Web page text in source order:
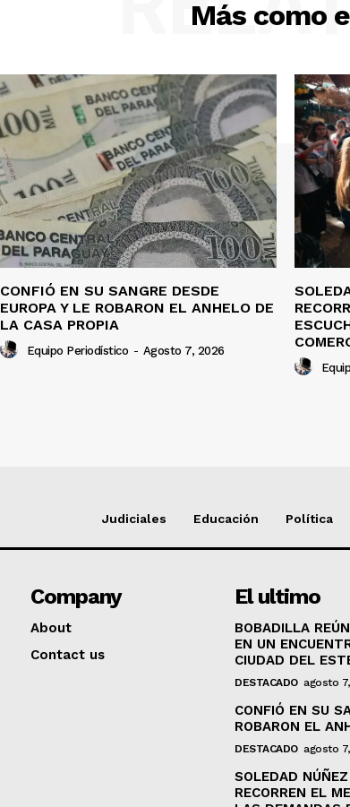
Más como
CONFIÓ EN SU SANGRE DESDE
EUROPA Y LE ROBARON EL ANHELO DE
LA CASA PROPIA
Equipo Periodístico - Agosto 7, 2026
Judiciales Educación Política
Company
About
Contact us
El ultimo
BOBADILLA
EN UN
CIUDAD DEL
DESTACADO agosto
CONFIÓ EN SU
ROBARON EL
DESTACADO agosto
SOLEDAD
RECORREN EL